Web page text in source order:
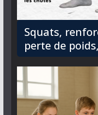
Squats,
perte de